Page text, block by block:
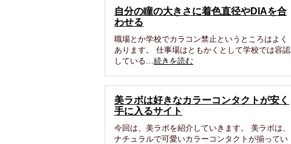
自分の瞳の大きさに着色直径やDIAを合
わせる
職場とか学校でカラコン禁止というところはよく
あります。 仕事場はともかくとして学校では容認
している…続きを読む
美ラボは好きなカラーコンタクトが安く
手に入るサイト
今回は、美ラボを紹介していきます。 美ラボは、
ナチュラルで可愛いカラーコンタクトが揃ってい